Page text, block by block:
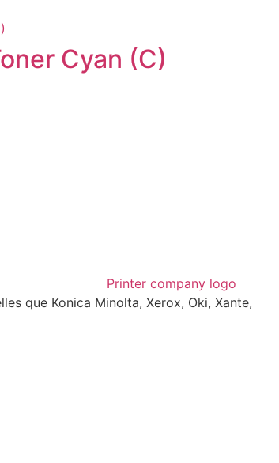
Cyan (C)
que Konica Minolta, Xerox, Oki, Xante,